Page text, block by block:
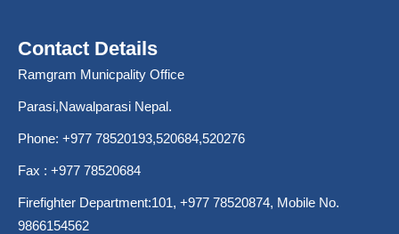
Contact Details
Ramgram Municpality Office
Parasi,Nawalparasi Nepal.
Phone: +977 78520193,520684,520276
Fax : +977 78520684
Firefighter Department:101, +977 78520874, Mobile No.
9866154562